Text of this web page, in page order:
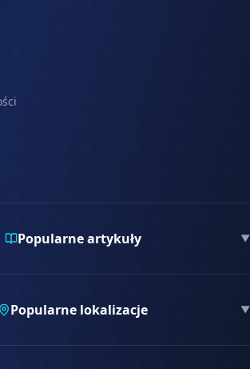
Popularne artykuły ▼
Popularne lokalizacje ▼